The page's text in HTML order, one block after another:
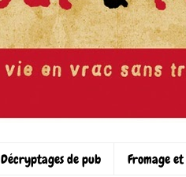
Décryptages de pub Fromage